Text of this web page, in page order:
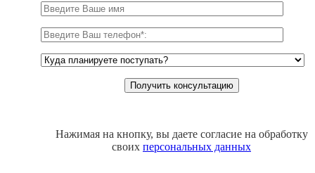
Нажимая на кнопку, вы даете согласие на обработку
своих персональных данных